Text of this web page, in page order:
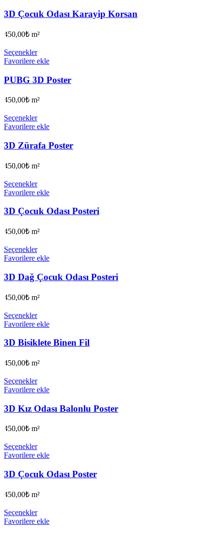
3D Çocuk Odası Karayip Korsan
450,00₺ m²
Seçenekler
Favorilere ekle
PUBG 3D Poster
450,00₺ m²
Seçenekler
Favorilere ekle
3D Zürafa Poster
450,00₺ m²
Seçenekler
Favorilere ekle
3D Çocuk Odası Posteri
450,00₺ m²
Seçenekler
Favorilere ekle
3D Dağ Çocuk Odası Posteri
450,00₺ m²
Seçenekler
Favorilere ekle
3D Bisiklete Binen Fil
450,00₺ m²
Seçenekler
Favorilere ekle
3D Kız Odası Balonlu Poster
450,00₺ m²
Seçenekler
Favorilere ekle
3D Çocuk Odası Poster
450,00₺ m²
Seçenekler
Favorilere ekle